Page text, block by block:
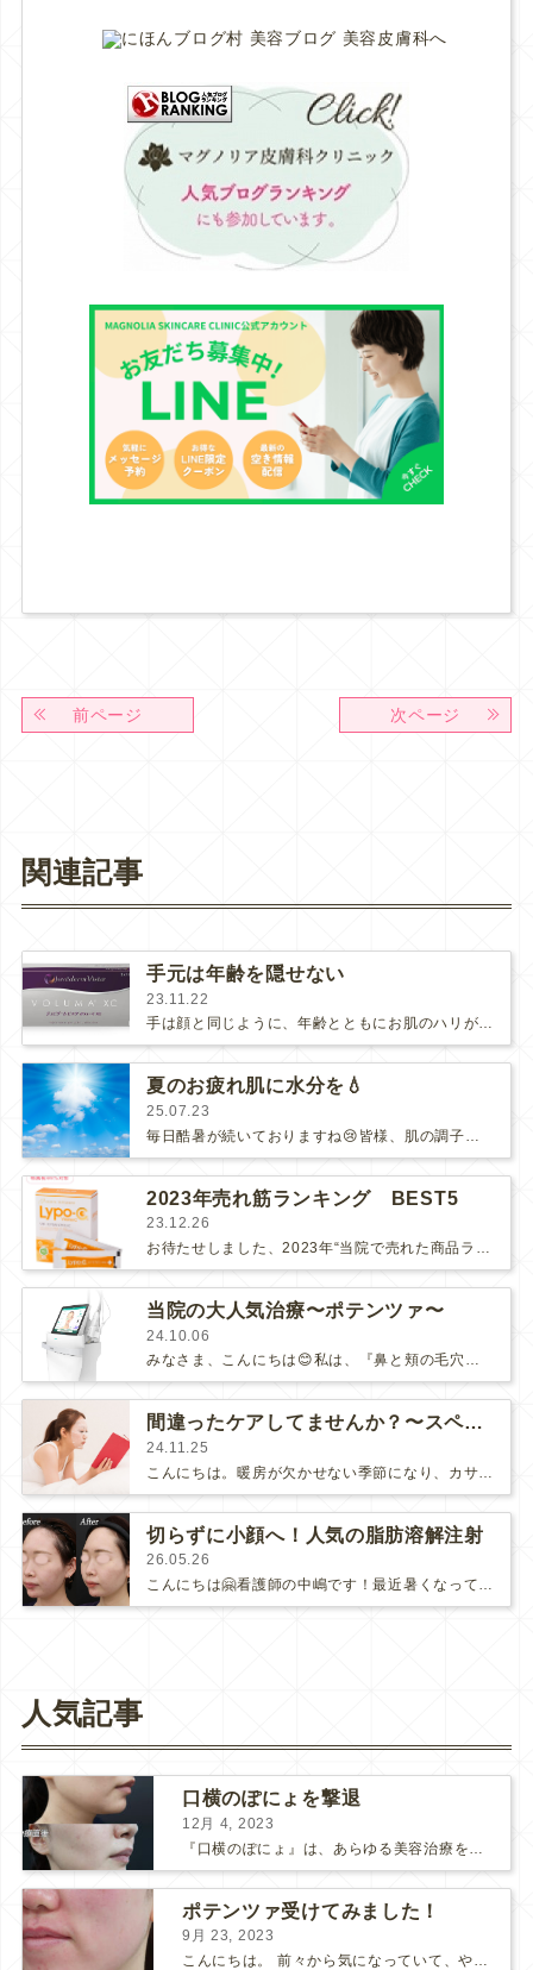
前ページ 次ページ
関連記事
手元は年齢を隠せない
23.11.22
手は顔と同じように、年齢とともにお肌のハリがなくなってきて、血管・筋・痩せ・シワ等が現れます。こまめな保湿や紫外線対策といった毎日…
夏のお疲れ肌に水分を💧
25.07.23
2023年売れ筋ランキング BEST5
23.12.26
お待たせしました、2023年“当院で売れた商品ランキング”の5位〜1位の発表です！6位から10位はこちらのブログをご覧ください↓…
当院の大人気治療〜ポテンツァ〜
24.10.06
みなさま、こんにちは😊私は、『鼻と頬の毛穴』が学生時代からの長年の悩みでした。まさにイチゴ鼻と言われるブツブツに、開いた頬の毛穴…
間違ったケアしてませんか？〜スペシャルケア編〜
24.11.25
切らずに小顔へ！人気の脂肪溶解注射
26.05.26
こんにちは🤗看護師の中嶋です！最近暑くなってきましたが、皆様いかがお過ごしでしょうか☀️薄着になる季節が近づき、フェイスライ…
人気記事
口横のぽにょを撃退
12月 4, 2023
ポテンツァ受けてみました！
9月 23, 2023
こんにちは。 前々から気になっていて、やってみたい！ と思っていたポテンツァが当院に導入され私も体験してみました♪ 施術をする看護師として、ポテンツァとは何かをお伝えできればいいなと思い...